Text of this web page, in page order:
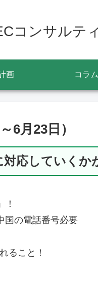
コンサルテ
画 コラム
6月23日）
応していくか
！
の電話番号必要
こと！